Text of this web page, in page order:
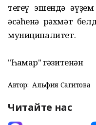
тегеү эшендә
әсәһенә рәхмәт
муниципалитет.
"Һаҡмар" гәзитенән
Автор: Альфия Сагитова
Читайте нас